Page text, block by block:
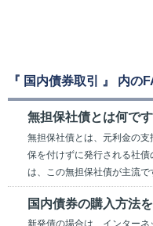
『 国内債券取引 』 内の
無担保社債とは何で
無担保社債とは、元利金の
保を付けずに発行される社
は、この無担保社債が主流で
国内債券の購入方法